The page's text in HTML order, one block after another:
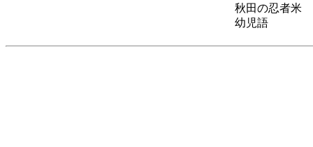
秋田の忍者米
幼児語